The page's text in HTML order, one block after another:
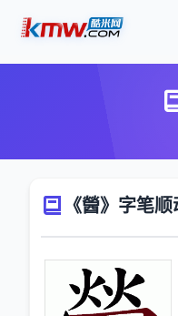
《醟》字笔顺